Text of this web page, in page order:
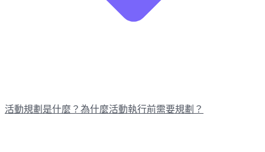
活動規劃是什麼？為什麼活動執行前需要規劃？